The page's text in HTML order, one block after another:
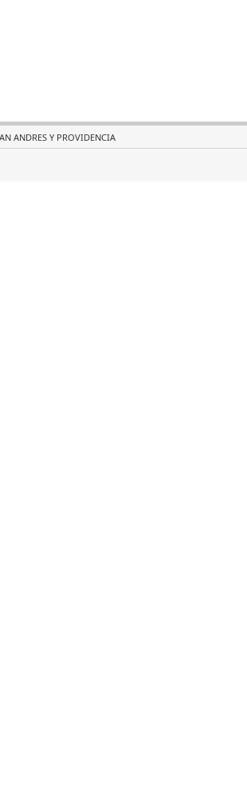
ANDRES Y PROVIDENCIA